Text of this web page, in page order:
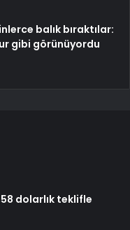
balık bıraktılar:
gibi görünüyordu
dolarlık teklifle